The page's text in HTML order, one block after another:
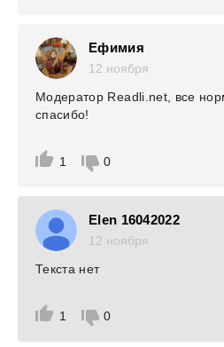
Ефимия
12 ноября
1 0
Модератор Readli.net, все
спасибо!
Elen 16042022
12 ноября
1 0
Текста нет